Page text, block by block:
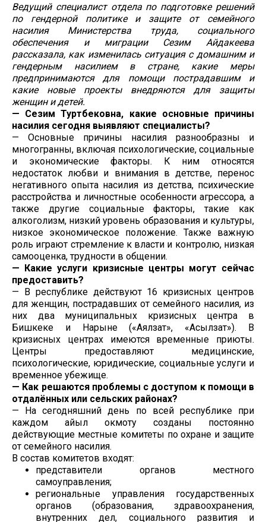
Ведущий специалист отдела по подготовке решений
по гендерной политике и защите от семейного
насилия Министерства труда, социального
обеспечения и миграции Сезим Айдакеева
рассказала, как изменилась ситуация с домашним и
гендерным насилием в стране, какие меры
предпринимаются для помощи пострадавшим и
какие новые проекты внедряются для защиты
женщин и детей.
— Сезим Туртбековна, какие основные причины
насилия сегодня выявляют специалисты?
— Основные причины насилия разнообразны и
многогранны, включая психологические, социальные
и экономические факторы. К ним относятся
недостаток любви и внимания в детстве, перенос
негативного опыта насилия из детства, психические
расстройства и личностные особенности агрессора, а
также другие социальные факторы, такие как
алкоголизм, низкий уровень образования и культуры,
низкое экономическое положение. Также важную
роль играют стремление к власти и контролю, низкая
самооценка, трудности в общении.
— Какие услуги кризисные центры могут сейчас
предоставить?
— В республике действуют 16 кризисных центров
для женщин, пострадавших от семейного насилия, из
них два муниципальных кризисных центра в
Бишкеке и Нарыне («Аялзат», «Асылзат»). В
кризисных центрах имеются временные приюты.
Центры предоставляют медицинские,
психологические, юридические, социальные услуги и
временное убежище.
— Как решаются проблемы с доступом к помощи в
отдалённых или сельских районах?
— На сегодняшний день по всей республике при
каждом айыл окмоту созданы постоянно
действующие местные комитеты по охране и защите
от семейного насилия.
В состав комитетов входят:
представители органов местного
самоуправления;
региональные управления государственных
органов (образования, здравоохранения,
внутренних дел, социального развития и